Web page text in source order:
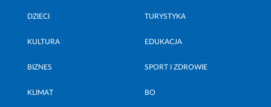
DZIECI TURYSTYKA
KULTURA EDUKACJA
BIZNES SPORT I ZDROWIE
KLIMAT BO